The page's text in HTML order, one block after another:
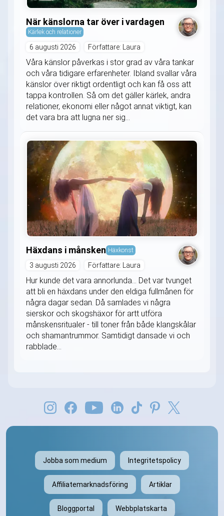
När känslorna tar över i vardagen
Kärlek och relationer
6 augusti 2026 Författare: Laura
Våra känslor påverkas i stor grad av våra tankar
och våra tidigare erfarenheter. Ibland svallar våra
känslor över riktigt ordentligt och kan få oss att
tappa kontrollen. Så om det gäller kärlek, andra
relationer, ekonomi eller något annat viktigt, kan
det vara bra att lugna ner sig...
Häxdans i månsken Häxkonst
3 augusti 2026 Författare: Laura
Hur kunde det vara annorlunda... Det var tvunget
att bli en häxdans under den eldiga fullmånen för
några dagar sedan. Då samlades vi några
sierskor och skogshäxor för artt utföra
månskensritualer - till toner från både klangskålar
och shamantrummor. Samtidigt dansade vi och
rabblade...
Jobba som medium Integritetspolicy
Affiliatemarknadsföring Artiklar
Bloggportal Webbplatskarta